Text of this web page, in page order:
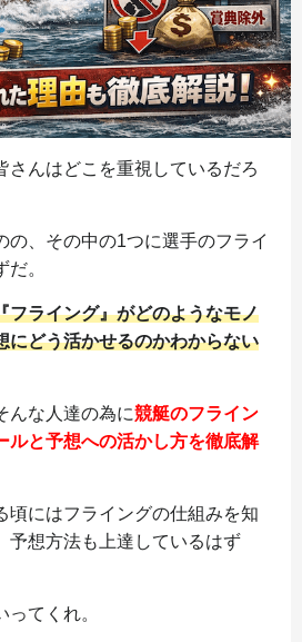
さんはどこを重視しているだろ
の、その中の1つに選手のフライ
。
フライング』がどのようなモノ
にどう活かせるのかわからない
んな人達の為に競艇のフライン
ルと予想への活かし方を徹底解
頃にはフライングの仕組みを知
予想方法も上達しているはず
てくれ。